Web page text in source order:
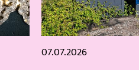
07.07.2026